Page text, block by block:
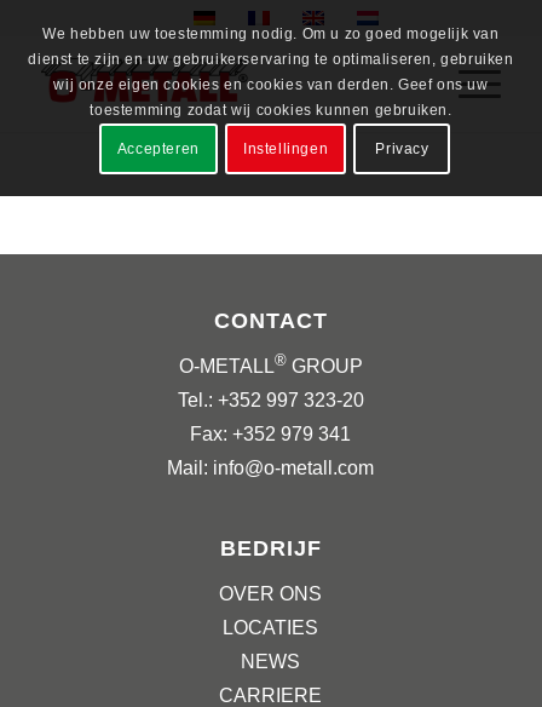
CONTACT
O-METALL®GROUP
Tel.: +352 997 323-20
Fax: +352 979 341
Mail: info@o-metall.com
BEDRIJF
OVER ONS
LOCATIES
NEWS
CARRIERE
We hebben uw toestemming nodig. Om u zo goed mogelijk van
dienst te zijn en uw gebruikerservaring te optimaliseren, gebruiken
wij onze eigen cookies en cookies van derden. Geef ons uw
toestemming zodat wij cookies kunnen gebruiken.
Accepteren Instellingen Privacy